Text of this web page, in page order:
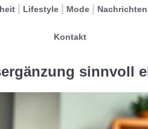
Lifestyle Mode Nachrichten
Kontakt
sinnvoll